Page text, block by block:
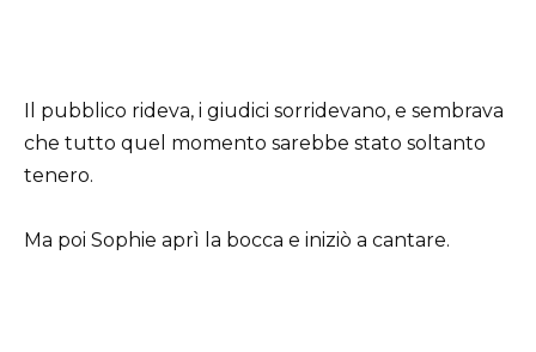
Il pubblico rideva, i giudici sorridevano, e sembrava
che tutto quel momento sarebbe stato soltanto
tenero.
Ma poi Sophie aprì la bocca e iniziò a cantare.